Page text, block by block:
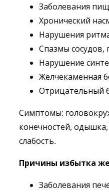
Заболевания
Хронический
Нарушения
Спазмы сосудов,
Нарушение
Желчекаменная
Отрицательный
Симптомы:
конечностей, одышка,
слабость.
Причины избытка
Заболевания